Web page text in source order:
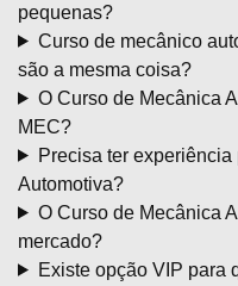
pequenas?
Curso de mecânico
são a mesma coisa?
O Curso de Mecânica
MEC?
Precisa ter
Automotiva?
O Curso de Mecânica
mercado?
Existe opção VIP para